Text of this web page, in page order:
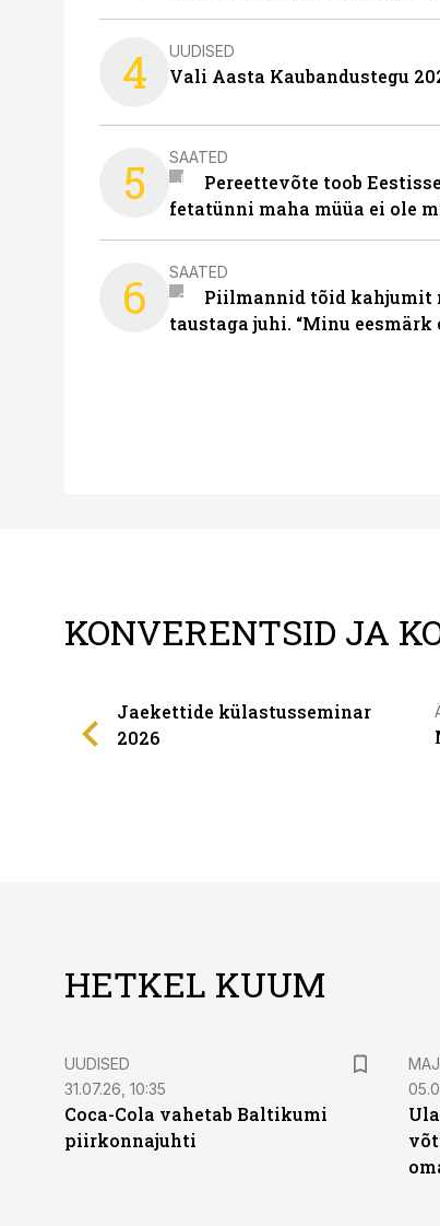
4 UUDISED
Vali Aasta Kaubandustegu
5 SAATED
Pereettevõte toob
fetatünni maha müüa ei ole
6 SAATED
Piilmannid tõid kahjumit
taustaga juhi. “Minu
KONVERENTSID JA
Jaekettide külastusseminar
2026
HETKEL KUUM
UUDISED
31.07.26, 10:35
Coca-Cola vahetab Baltikumi
piirkonnajuhti